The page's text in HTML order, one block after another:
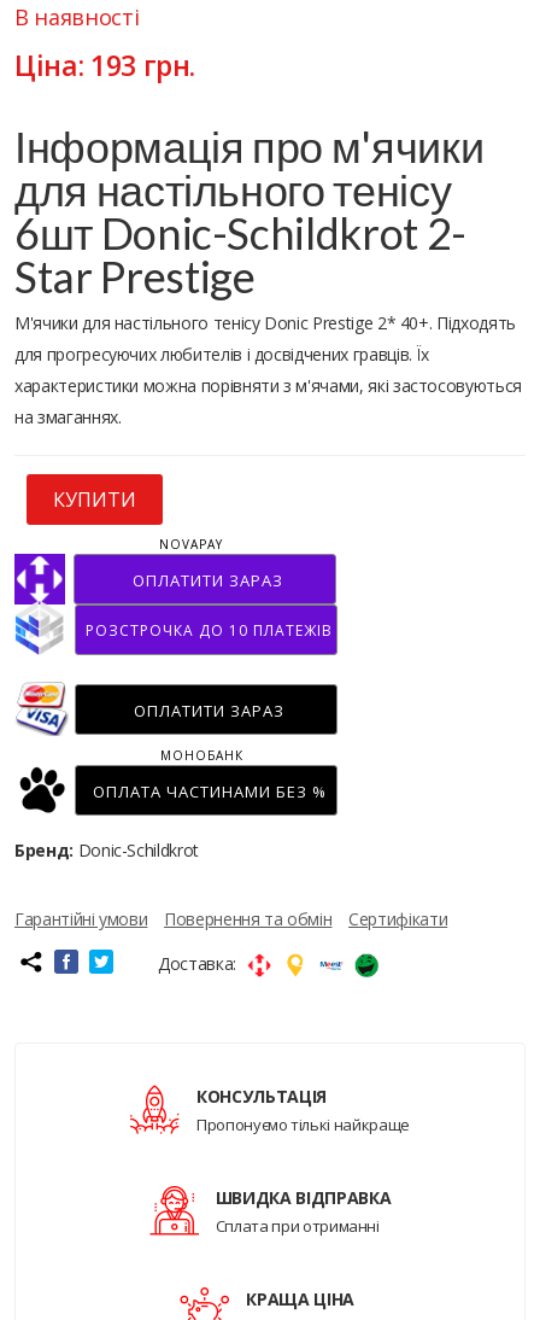
В наявності
Ціна: 193 грн.
Інформація про м'ячики
для настільного тенісу
6шт Donic-Schildkrot 2-
Star Prestige
М'ячики для настільного тенісу Donic Prestige 2* 40+. Підходять
для прогресуючих любителів і досвідчених гравців. Їх
характеристики можна порівняти з м'ячами, які застосовуються
на змаганнях.
КУПИТИ
ОПЛАТИТИ ЗАРАЗ
NOVAPAY
РОЗСТРОЧКА ДО 10 ПЛАТЕЖІВ
ОПЛАТИТИ ЗАРАЗ
ОПЛАТА ЧАСТИНАМИ БЕЗ %
МОНОБАНК
Бренд: Donic-Schildkrot
Гарантійні умови Повернення та обмін
Сертифікати
Доставка:
КОНСУЛЬТАЦІЯ
Пропонуємо тількі найкраще
ШВИДКА ВІДПРАВКА
Сплата при отриманні
КРАЩА ЦІНА